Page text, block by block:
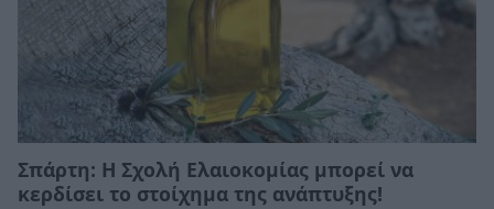
Σπάρτη: Η Σχολή Ελαιοκομίας μπορεί να
κερδίσει το στοίχημα της ανάπτυξης!